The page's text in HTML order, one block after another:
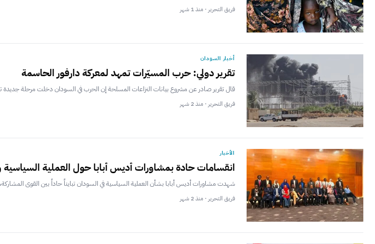
فريق التحرير · منذ 1 شهر
أخبار السودان
تقرير دولي: حرب المسيّرات تمهد لمعركة دارفور الحاسمة
قال تقرير صادر عن مشروع بيانات النزاعات المسلحة إن الحرب في السودان دخلت مرحلة جديدة
فريق التحرير · منذ 2 شهر
الأخبار
انقسامات حادة بمشاورات أديس أبابا حول العملية السياسية
شهدت مشاورات أديس أبابا بشأن العملية السياسية في السودان تبايناً حاداً بين القوى
فريق التحرير · منذ 2 شهر